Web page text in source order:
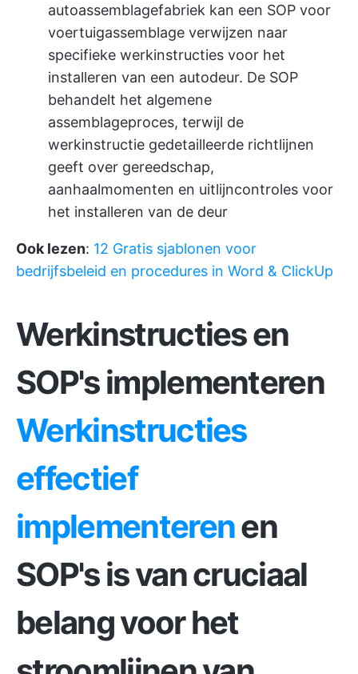
autoassemblagefabriek kan een SOP voor
voertuigassemblage verwijzen naar
specifieke werkinstructies voor het
installeren van een autodeur. De SOP
behandelt het algemene
assemblageproces, terwijl de
werkinstructie gedetailleerde richtlijnen
geeft over gereedschap,
aanhaalmomenten en uitlijncontroles voor
het installeren van de deur
Ook lezen: 12 Gratis sjablonen voor
bedrijfsbeleid en procedures in Word & ClickUp
Werkinstructies en
SOP's implementeren
Werkinstructies
effectief
implementerenen
SOP's is van cruciaal
belang voor het